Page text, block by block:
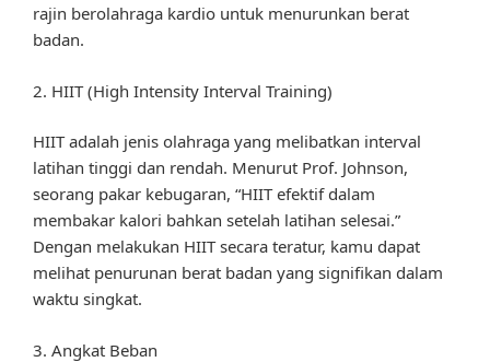
rajin berolahraga kardio untuk menurunkan berat
badan.
2. HIIT (High Intensity Interval Training)
HIIT adalah jenis olahraga yang melibatkan interval
latihan tinggi dan rendah. Menurut Prof. Johnson,
seorang pakar kebugaran, “HIIT efektif dalam
membakar kalori bahkan setelah latihan selesai.”
Dengan melakukan HIIT secara teratur, kamu dapat
melihat penurunan berat badan yang signifikan dalam
waktu singkat.
3. Angkat Beban